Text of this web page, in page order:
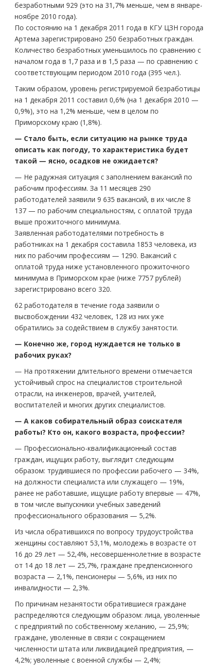
безработными 929 (это на 31,7% меньше, чем в январе-
ноябре 2010 года).
По состоянию на 1 декабря 2011 года в КГУ ЦЗН города
Артема зарегистрировано 250 безработных граждан.
Количество безработных уменьшилось по сравнению с
началом года в 1,7 раза и в 1,5 раза — по сравнению с
соответствующим периодом 2010 года (395 чел.).
Таким образом, уровень регистрируемой безработицы
на 1 декабря 2011 составил 0,6% (на 1 декабря 2010 —
0,9%), это на 1,2% меньше, чем в целом по
Приморскому краю (1,8%).
— Стало быть, если ситуацию на рынке труда
описать как погоду, то характеристика будет
такой — ясно, осадков не ожидается?
— Не радужная ситуация с заполнением вакансий по
рабочим профессиям. За 11 месяцев 290
работодателей заявили 9 635 вакансий, в их числе 8
137 — по рабочим специальностям, с оплатой труда
выше прожиточного минимума.
Заявленная работодателями потребность в
работниках на 1 декабря составила 1853 человека, из
них по рабочим профессиям — 1290. Вакансий с
оплатой труда ниже установленного прожиточного
минимума в Приморском крае (ниже 7757 рублей)
зарегистрировано всего 320.
62 работодателя в течение года заявили о
высвобождении 432 человек, 128 из них уже
обратились за содействием в службу занятости.
— Конечно же, город нуждается не только в
рабочих руках?
— На протяжении длительного времени отмечается
устойчивый спрос на специалистов строительной
отрасли, на инженеров, врачей, учителей,
воспитателей и многих других специалистов.
— А каков собирательный образ соискателя
работы? Кто он, какого возраста, профессии?
— Профессионально-квалификационный состав
граждан, ищущих работу, выглядит следующим
образом: трудившиеся по профессии рабочего — 34%,
на должности специалиста или служащего — 19%,
ранее не работавшие, ищущие работу впервые — 47%,
в том числе выпускники учебных заведений
профессионального образования — 5,2%.
Из числа обратившихся по вопросу трудоустройства
женщины составляют 53,1%, молодежь в возрасте от
16 до 29 лет — 52,4%, несовершеннолетние в возрасте
от 14 до 18 лет — 25,7%, граждане предпенсионного
возраста — 2,1%, пенсионеры — 5,6%, из них по
инвалидности — 2,3%.
По причинам незанятости обратившиеся граждане
распределяются следующим образом: лица, уволенные
с предприятий по собственному желанию, — 25,9%;
граждане, уволенные в связи с сокращением
численности штата или ликвидацией предприятия, —
4,2%; уволенные с военной службы — 2,4%;